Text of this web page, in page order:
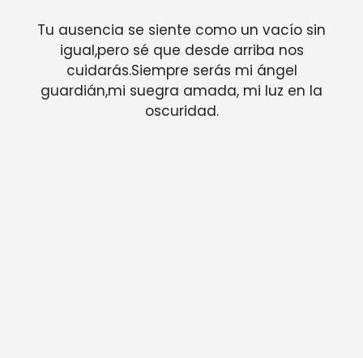
Tu ausencia se siente como un vacío sin
igual,pero sé que desde arriba nos
cuidarás.Siempre serás mi ángel
guardián,mi suegra amada, mi luz en la
oscuridad.